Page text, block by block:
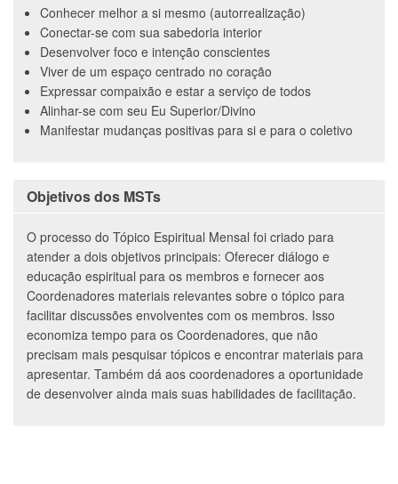
Conhecer melhor a si mesmo (autorrealização)
Conectar-se com sua sabedoria interior
Desenvolver foco e intenção conscientes
Viver de um espaço centrado no coração
Expressar compaixão e estar a serviço de todos
Alinhar-se com seu Eu Superior/Divino
Manifestar mudanças positivas para si e para o coletivo
Objetivos dos MSTs
O processo do Tópico Espiritual Mensal foi criado para
atender a dois objetivos principais: Oferecer diálogo e
educação espiritual para os membros e fornecer aos
Coordenadores materiais relevantes sobre o tópico para
facilitar discussões envolventes com os membros. Isso
economiza tempo para os Coordenadores, que não
precisam mais pesquisar tópicos e encontrar materiais para
apresentar. Também dá aos coordenadores a oportunidade
de desenvolver ainda mais suas habilidades de facilitação.